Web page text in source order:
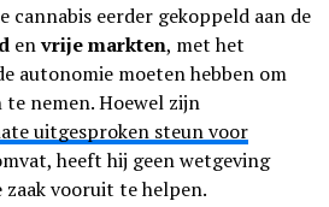
cannabis eerder gekoppeld aan de
envrije markten, met het
autonomie moeten hebben om
te nemen. Hoewel zijn
uitgesproken steun voor
heeft hij geen wetgeving
zaak vooruit te helpen.